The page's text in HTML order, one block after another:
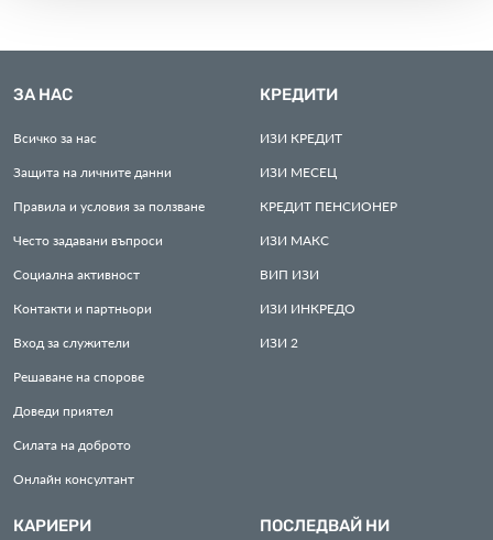
ЗА НАС
Всичко за нас
Защита на личните данни
Правила и условия за ползване
Често задавани въпроси
Социална активност
Контакти и партньори
Вход за служители
Решаване на спорове
Доведи приятел
Силата на доброто
Онлайн консултант
КРЕДИТИ
ИЗИ КРЕДИТ
ИЗИ МЕСЕЦ
КРЕДИТ ПЕНСИОНЕР
ИЗИ МАКС
ВИП ИЗИ
ИЗИ ИНКРЕДО
ИЗИ 2
КАРИЕРИ ПОСЛЕДВАЙ НИ